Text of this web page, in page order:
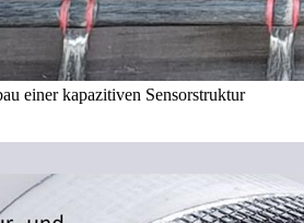
einer kapazitiven Sensorstruktur